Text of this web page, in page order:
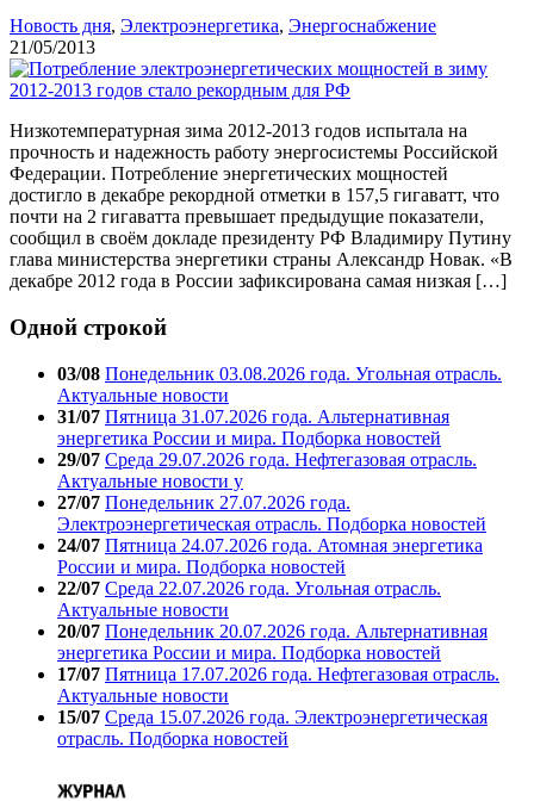
Новость дня, Электроэнергетика, Энергоснабжение
21/05/2013
Низкотемпературная зима 2012-2013 годов испытала на
прочность и надежность работу энергосистемы Российской
Федерации. Потребление энергетических мощностей
достигло в декабре рекордной отметки в 157,5 гигаватт, что
почти на 2 гигаватта превышает предыдущие показатели,
сообщил в своём докладе президенту РФ Владимиру Путину
глава министерства энергетики страны Александр Новак. «В
декабре 2012 года в России зафиксирована самая низкая […]
Одной строкой
03/08 Понедельник 03.08.2026 года. Угольная отрасль.
Актуальные новости
31/07 Пятница 31.07.2026 года. Альтернативная
энергетика России и мира. Подборка новостей
29/07 Среда 29.07.2026 года. Нефтегазовая отрасль.
Актуальные новости у
27/07 Понедельник 27.07.2026 года.
Электроэнергетическая отрасль. Подборка новостей
24/07 Пятница 24.07.2026 года. Атомная энергетика
России и мира. Подборка новостей
22/07 Среда 22.07.2026 года. Угольная отрасль.
Актуальные новости
20/07 Понедельник 20.07.2026 года. Альтернативная
энергетика России и мира. Подборка новостей
17/07 Пятница 17.07.2026 года. Нефтегазовая отрасль.
Актуальные новости
15/07 Среда 15.07.2026 года. Электроэнергетическая
отрасль. Подборка новостей